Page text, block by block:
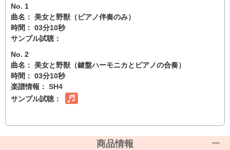
No. 1
曲名： 美女と野獣（ピアノ伴奏のみ）
時間： 03分10秒
サンプル試聴：
No. 2
曲名： 美女と野獣（鍵盤ハーモニカとピアノの合奏）
時間： 03分10秒
楽譜情報： SH4
サンプル試聴：
商品情報